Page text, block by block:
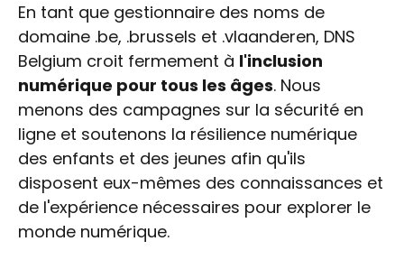
En tant que gestionnaire des noms de
domaine .be, .brussels et .vlaanderen, DNS
Belgium croit fermement à l'inclusion
numérique pour tous les âges. Nous
menons des campagnes sur la sécurité en
ligne et soutenons la résilience numérique
des enfants et des jeunes afin qu'ils
disposent eux-mêmes des connaissances et
de l'expérience nécessaires pour explorer le
monde numérique.